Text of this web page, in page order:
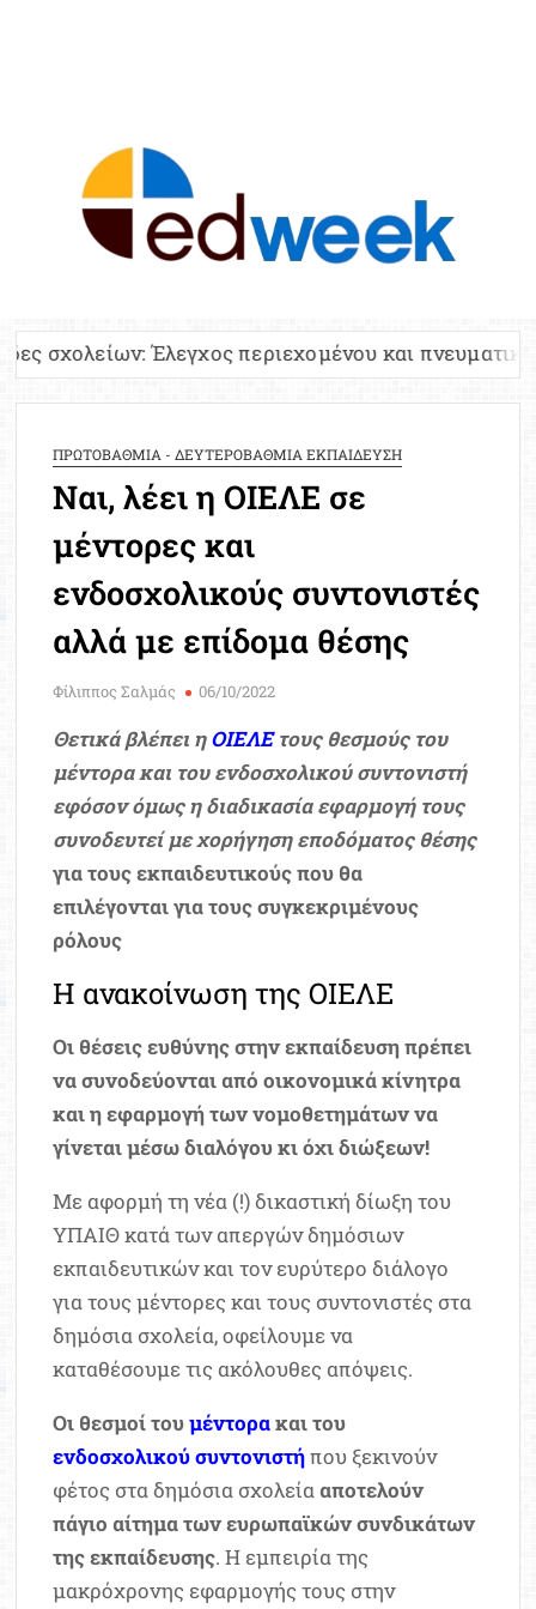
περιεχομένου και πνευματικών δικαιωμάτων
ΠΡΩΤΟΒΑΘΜΙΑ - ΔΕΥΤΕΡΟΒΑΘΜΙΑ ΕΚΠΑΙΔΕΥΣΗ
Ναι, λέει η ΟΙΕΛΕ σε
μέντορες και
ενδοσχολικούς συντονιστές
αλλά με επίδομα θέσης
Φίλιππος Σαλμάς 06/10/2022
Θετικά βλέπει ηΟΙΕΛΕτους θεσμούς του
μέντορα και του ενδοσχολικού συντονιστή
εφόσον όμως η διαδικασία εφαρμογή τους
συνοδευτεί με χορήγηση εποδόματος θέσης
για τους εκπαιδευτικούς που θα
επιλέγονται για τους συγκεκριμένους
ρόλους
Η ανακοίνωση της ΟΙΕΛΕ
Οι θέσεις ευθύνης στην εκπαίδευση πρέπει
να συνοδεύονται από οικονομικά κίνητρα
και η εφαρμογή των νομοθετημάτων να
γίνεται μέσω διαλόγου κι όχι διώξεων!
Με αφορμή τη νέα (!) δικαστική δίωξη του
ΥΠΑΙΘ κατά των απεργών δημόσιων
εκπαιδευτικών και τον ευρύτερο διάλογο
για τους μέντορες και τους συντονιστές στα
δημόσια σχολεία, οφείλουμε να
καταθέσουμε τις ακόλουθες απόψεις.
Οι θεσμοί τουμέντορακαι του
ενδοσχολικού συντονιστήπου ξεκινούν
φέτος στα δημόσια σχολείααποτελούν
πάγιο αίτημα των ευρωπαϊκών συνδικάτων
της εκπαίδευσης. Η εμπειρία της
μακρόχρονης εφαρμογής τους στην